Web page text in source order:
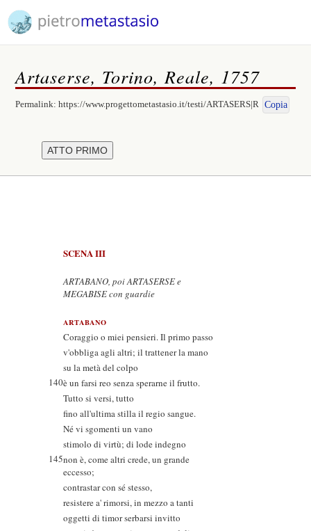
Artaserse, Torino, Reale, 1757
Permalink:https://www.progettometastasio.it/testi/ARTASERS|R Copia
SCENA III
ARTABANO, poi ARTASERSE e
MEGABISE con guardie
ARTABANO
Coraggio o miei pensieri. Il primo passo
v'obbliga agli altri; il trattener la mano
su la metà del colpo
140è un farsi reo senza sperarne il frutto.
Tutto si versi, tutto
fino all'ultima stilla il regio sangue.
Né vi sgomenti un vano
stimolo di virtù; di lode indegno
145non è, come altri crede, un grande
eccesso;
contrastar con sé stesso,
resistere a' rimorsi, in mezzo a tanti
oggetti di timor serbarsi invitto